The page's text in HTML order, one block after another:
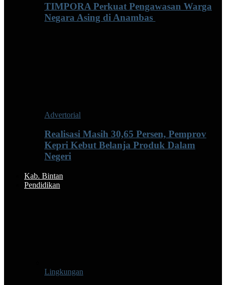
TIMPORA Perkuat Pengawasan Warga
Negara Asing di Anambas ‎
Advertorial
Realisasi Masih 30,65 Persen, Pemprov
Kepri Kebut Belanja Produk Dalam
Negeri
Kab. Bintan
Pendidikan
Lingkungan